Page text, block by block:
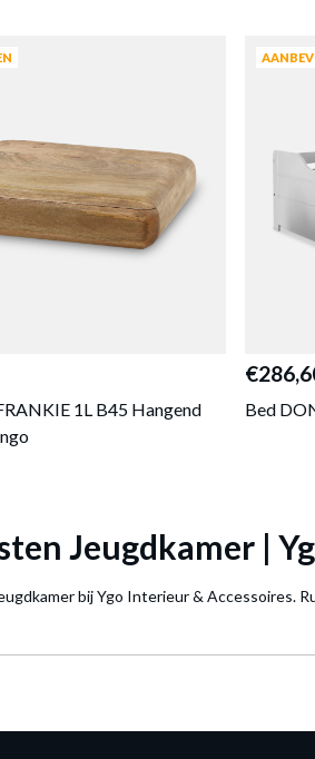
1L B45 Hangend
Bed
Jeugdkamer |
bij Ygo Interieur & Accessoires.